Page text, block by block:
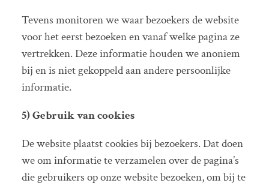
Tevens monitoren we waar bezoekers de website
voor het eerst bezoeken en vanaf welke pagina ze
vertrekken. Deze informatie houden we anoniem
bij en is niet gekoppeld aan andere persoonlijke
informatie.
5) Gebruik van cookies
De website plaatst cookies bij bezoekers. Dat doen
we om informatie te verzamelen over de pagina’s
die gebruikers op onze website bezoeken, om bij te